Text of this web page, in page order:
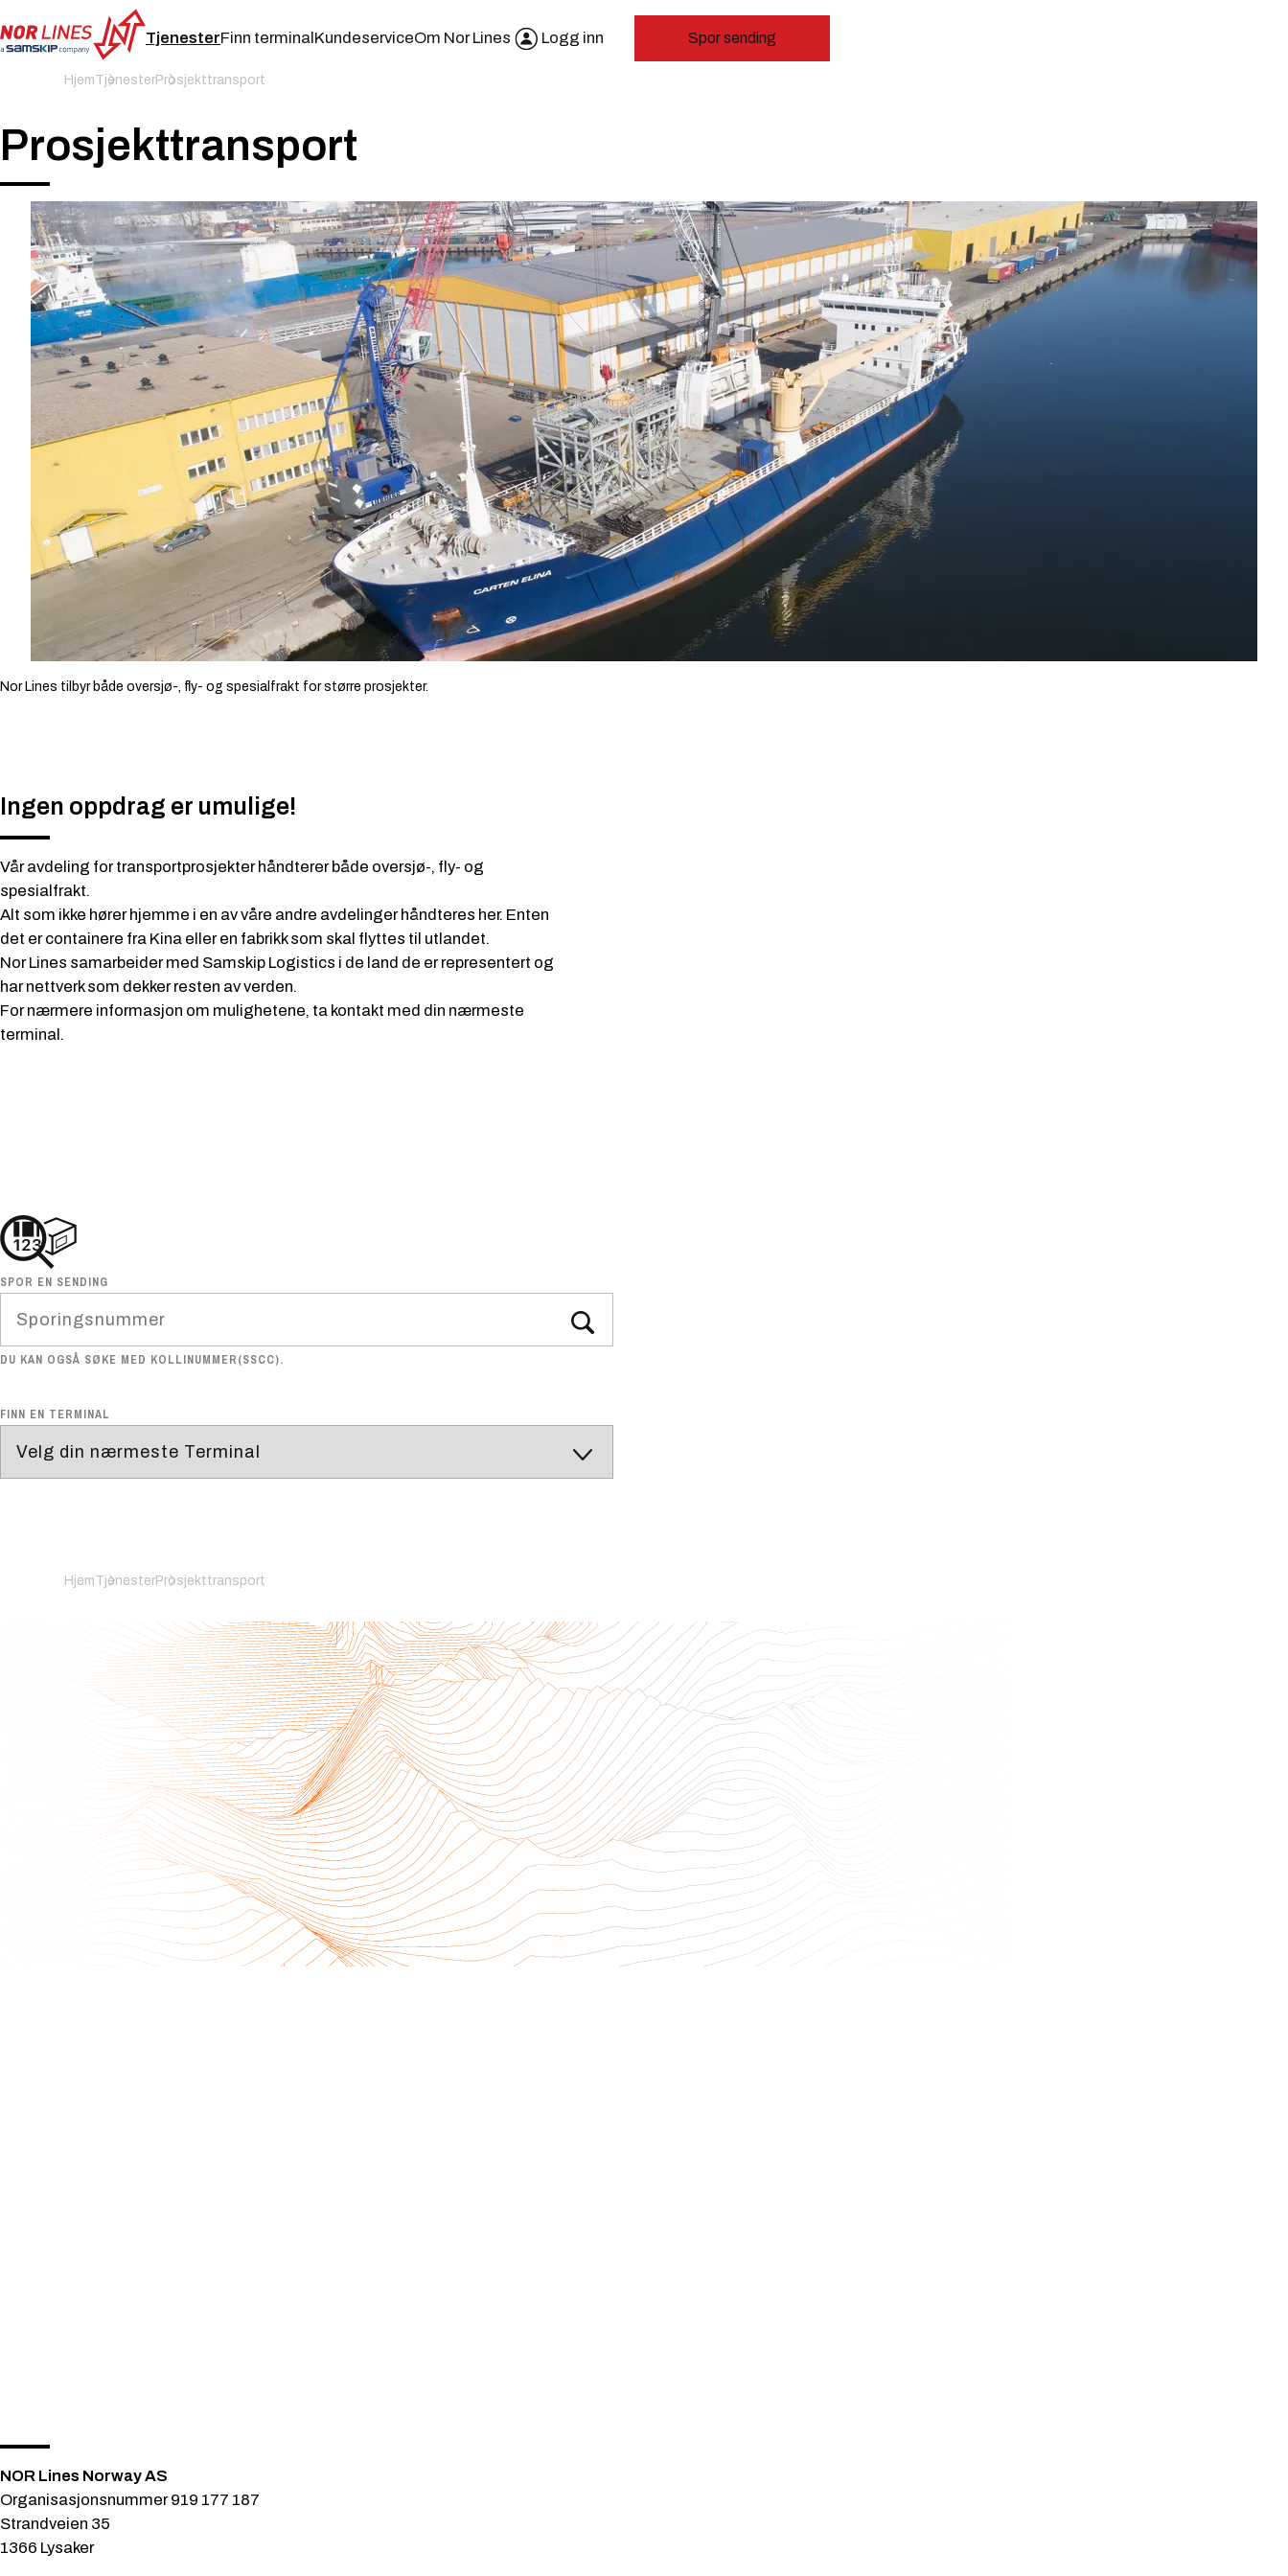
TjenesterFinn terminalKundeserviceOm Nor Lines Logg inn Spor sending
HjemTjenesterProsjekttransport
Prosjekttransport
Nor Lines tilbyr både oversjø-, fly- og spesialfrakt for større prosjekter.
Ingen oppdrag er umulige!
Vår avdeling for transportprosjekter håndterer både oversjø-, fly- og
spesialfrakt.
Alt som ikke hører hjemme i en av våre andre avdelinger håndteres her. Enten
det er containere fra Kina eller en fabrikk som skal flyttes til utlandet.
Nor Lines samarbeider med Samskip Logistics i de land de er representert og
har nettverk som dekker resten av verden.
For nærmere informasjon om mulighetene, ta kontakt med din nærmeste
terminal.
SPOR EN SENDING
DU KAN OGSÅ SØKE MED KOLLINUMMER(SSCC).
FINN EN TERMINAL
HjemTjenesterProsjekttransport
NOR Lines Norway AS
Organisasjonsnummer 919 177 187
Strandveien 35
1366 Lysaker